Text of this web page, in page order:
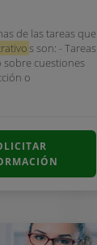
de las tareas que
s son: - Tareas
cuestiones
o